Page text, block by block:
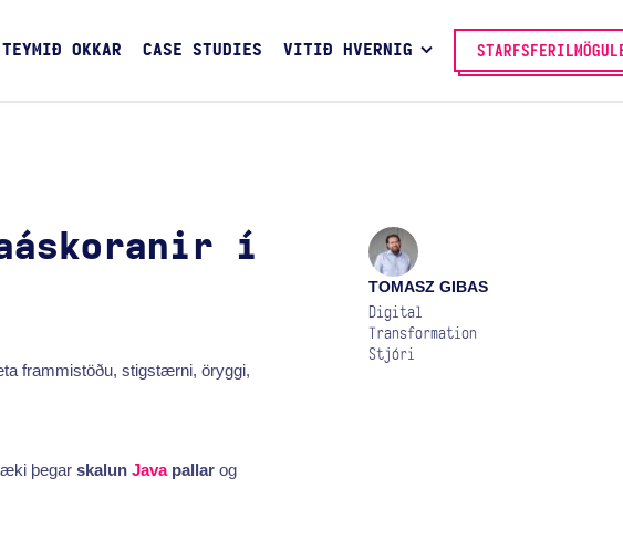
TEYMIÐ OKKAR CASE STUDIES VITIÐ HVERNIG
í
TOMASZ GIBAS
Digital
Transformation
Stjóri
frammistöðu, stigstærni, öryggi,
þegarskalun Javapallarog